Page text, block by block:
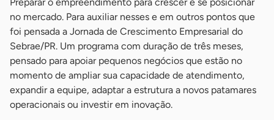
no mercado. Para auxiliar nesses e em outros pontos que
foi pensada a Jornada de Crescimento Empresarial do
Sebrae/PR. Um programa com duração de três meses,
pensado para apoiar pequenos negócios que estão no
momento de ampliar sua capacidade de atendimento,
expandir a equipe, adaptar a estrutura a novos patamares
operacionais ou investir em inovação.